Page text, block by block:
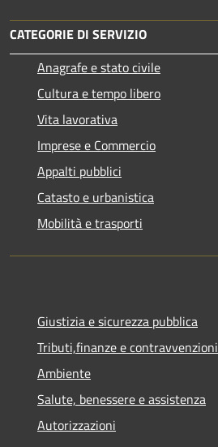
CATEGORIE DI SERVIZIO
Anagrafe e stato civile
Cultura e tempo libero
Vita lavorativa
Imprese e Commercio
Appalti pubblici
Catasto e urbanistica
Mobilità e trasporti
Giustizia e sicurezza pubblica
Tributi,finanze e contravvenzioni
Ambiente
Salute, benessere e assistenza
Autorizzazioni